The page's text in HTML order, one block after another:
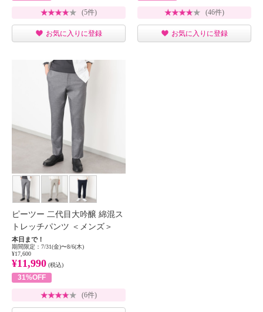
(5件)
お気に入りに登録
(46件)
お気に入りに登録
ピーツー 二代目大吟醸 綿混ス
トレッチパンツ ＜メンズ＞
本日まで！
期間限定：7/31(金)〜8/6(木)
¥17,600
¥11,990 (税込)
31%OFF
(6件)